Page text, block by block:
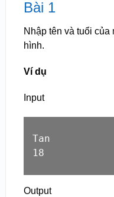
Bài 1
Nhập tên và tuổi
hình.
Ví dụ
Input
Tan
18
Output